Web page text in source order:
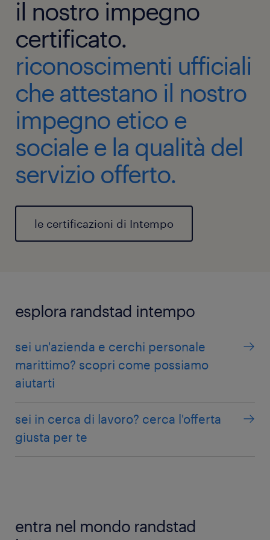
di terra (ruoli amministrativi, logistici, tecnici e di
agenzia) sia per il personale di bordo (ufficiali,
equipaggio qualificato, personale di macchina e di
coperta).
il nostro impegno
certificato.
riconoscimenti ufficiali
che attestano il nostro
impegno etico e
sociale e la qualità del
servizio offerto.
le certificazioni di Intempo
esplora randstad intempo
sei un'azienda e cerchi personale
marittimo? scopri come possiamo
aiutarti
sei in cerca di lavoro? cerca l'offerta
giusta per te
entra nel mondo randstad